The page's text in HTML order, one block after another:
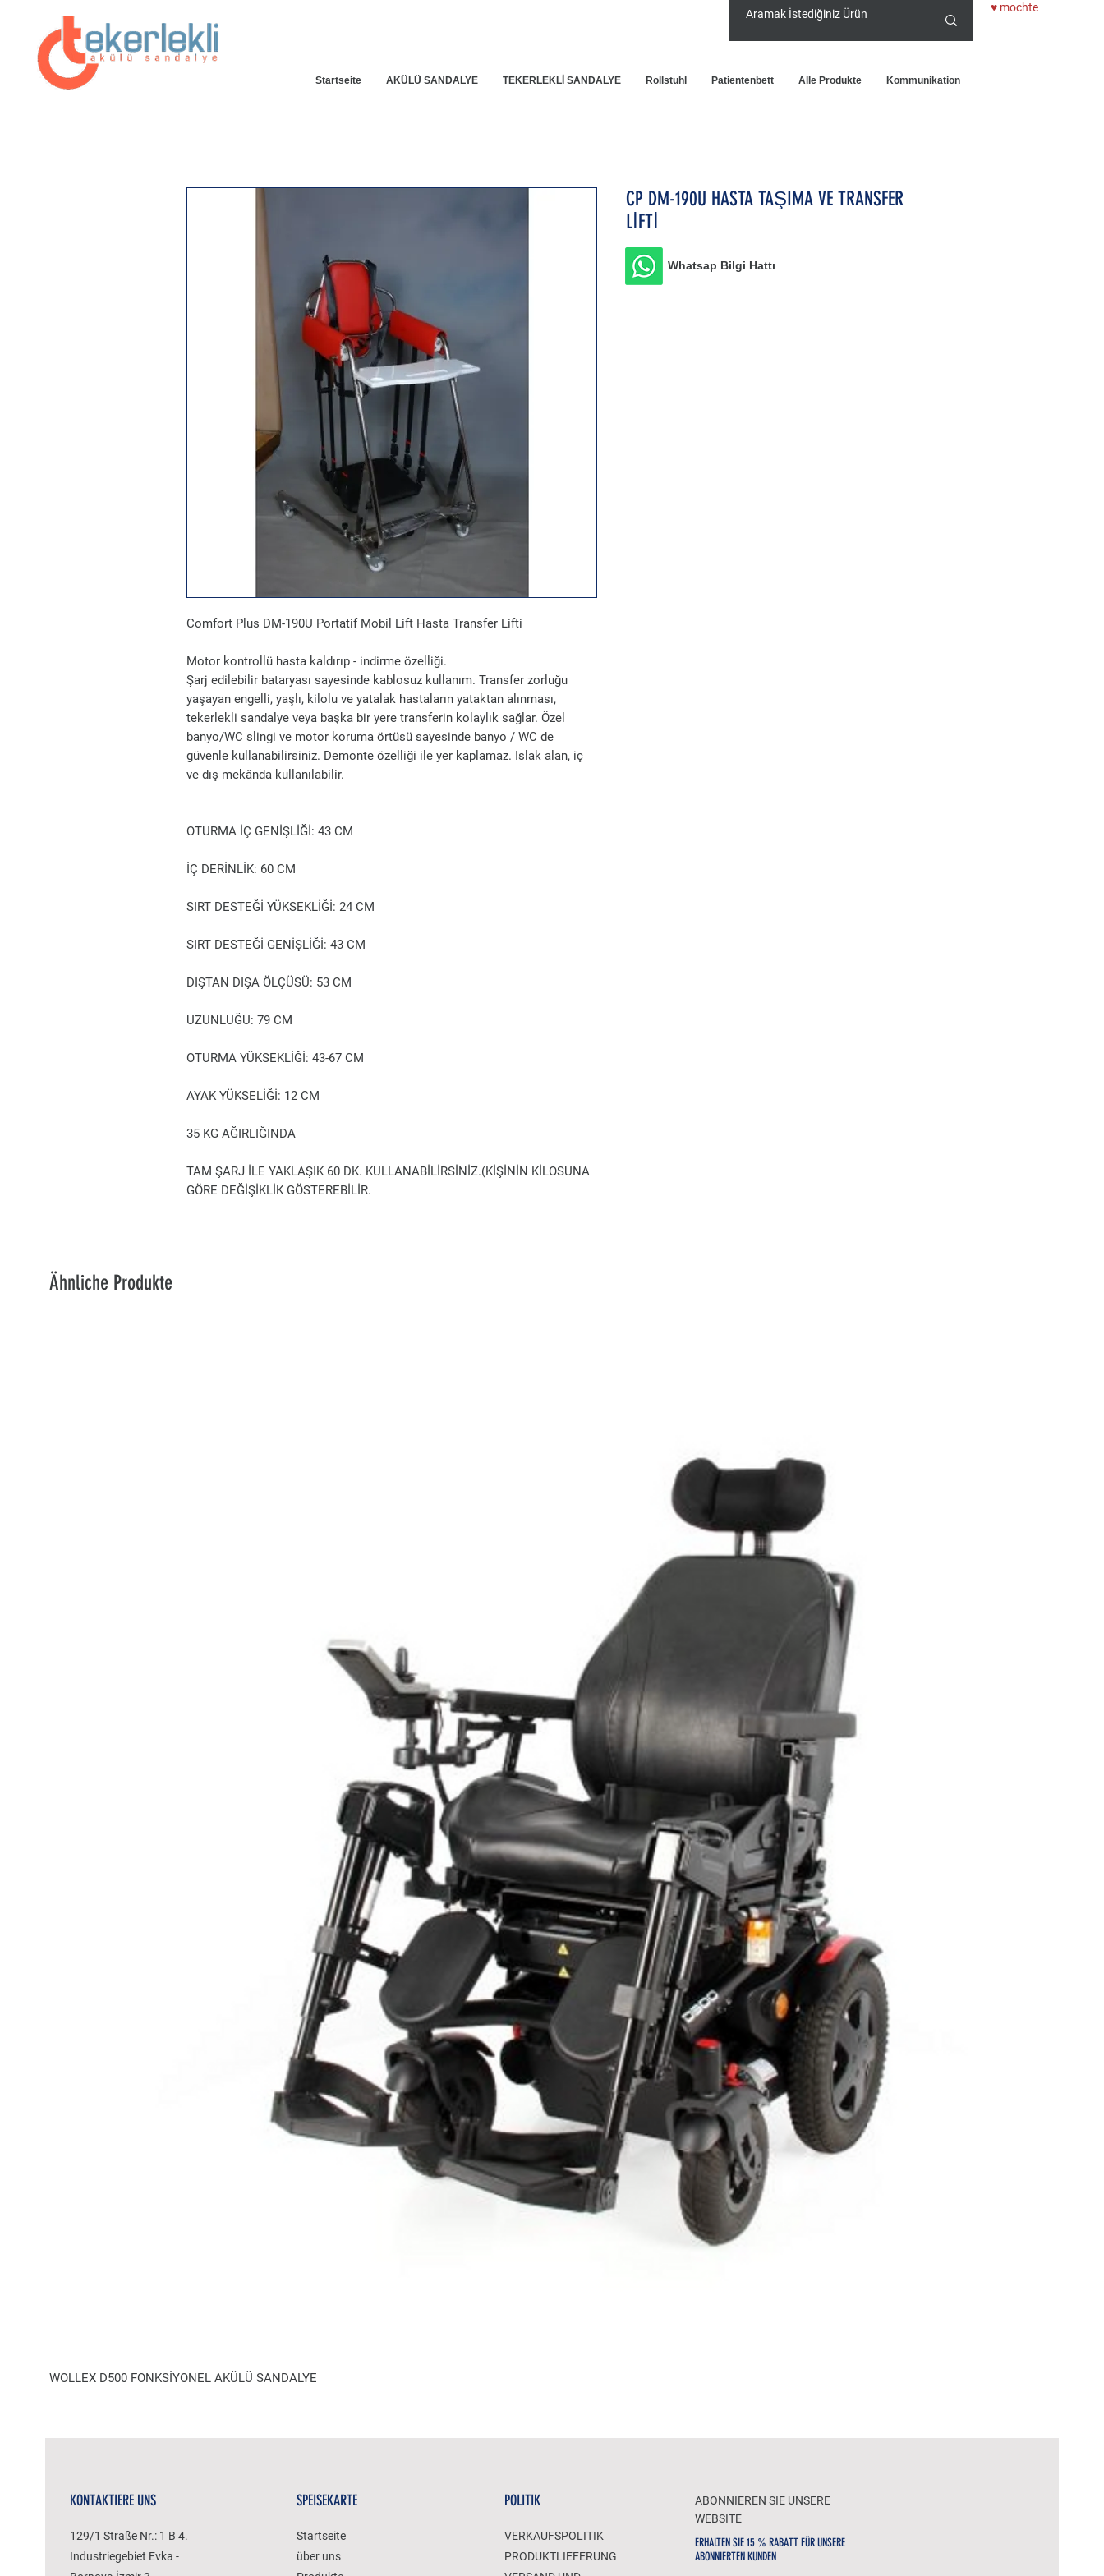
♥ mochte
Startseite AKÜLÜ SANDALYE TEKERLEKLİ SANDALYE Rollstuhl Patientenbett Alle Produkte Kommunikation
Comfort Plus DM-190U Portatif Mobil Lift Hasta Transfer Lifti
Motor kontrollü hasta kaldırıp - indirme özelliği.
Şarj edilebilir bataryası sayesinde kablosuz kullanım. Transfer zorluğu
yaşayan engelli, yaşlı, kilolu ve yatalak hastaların yataktan alınması,
tekerlekli sandalye veya başka bir yere transferin kolaylık sağlar. Özel
banyo/WC slingi ve motor koruma örtüsü sayesinde banyo / WC de
güvenle kullanabilirsiniz. Demonte özelliği ile yer kaplamaz. Islak alan, iç
ve dış mekânda kullanılabilir.
OTURMA İÇ GENİŞLİĞİ: 43 CM
İÇ DERİNLİK: 60 CM
SIRT DESTEĞİ YÜKSEKLİĞİ: 24 CM
SIRT DESTEĞİ GENİŞLİĞİ: 43 CM
DIŞTAN DIŞA ÖLÇÜSÜ: 53 CM
UZUNLUĞU: 79 CM
OTURMA YÜKSEKLİĞİ: 43-67 CM
AYAK YÜKSELİĞİ: 12 CM
35 KG AĞIRLIĞINDA
TAM ŞARJ İLE YAKLAŞIK 60 DK. KULLANABİLİRSİNİZ.(KİŞİNİN KİLOSUNA
GÖRE DEĞİŞİKLİK GÖSTEREBİLİR.
CP DM-190U HASTA TAŞIMA VE TRANSFER
LİFTİ
Whatsap Bilgi Hattı
Ähnliche Produkte
WOLLEX D500 FONKSİYONEL AKÜLÜ SANDALYE
KONTAKTIERE UNS
129/1 Straße Nr.: 1 B 4.
Industriegebiet Evka -
SPEISEKARTE
Startseite
über uns
POLITIK
VERKAUFSPOLITIK
PRODUKTLIEFERUNG
ABONNIEREN SIE UNSERE
WEBSITE
ERHALTEN SIE 15 % RABATT FÜR UNSERE
ABONNIERTEN KUNDEN